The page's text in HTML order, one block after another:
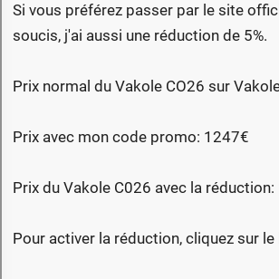
Si vous préférez passer par le site
soucis, j'ai aussi une réduction de 5%.
Prix normal du Vakole CO26 sur
Prix avec mon code promo: 1247€
Prix du Vakole C026 avec la
Pour activer la réduction, cliquez sur le